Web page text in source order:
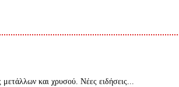
και χρυσού. Νέες ειδήσεις...